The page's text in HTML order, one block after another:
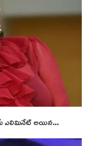
ఎలిమినేట్ అయిన...